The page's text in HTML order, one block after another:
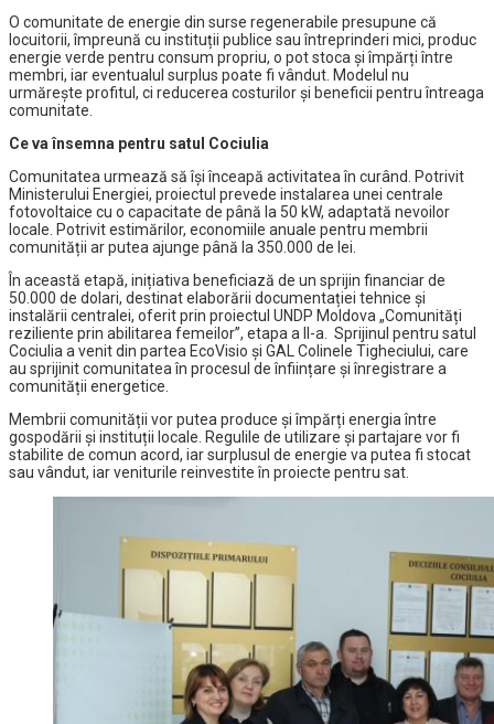
O comunitate de energie din surse regenerabile presupune că
locuitorii, împreună cu instituții publice sau întreprinderi mici, produc
energie verde pentru consum propriu, o pot stoca și împărți între
membri, iar eventualul surplus poate fi vândut. Modelul nu
urmărește profitul, ci reducerea costurilor și beneficii pentru întreaga
comunitate.
Ce va însemna pentru satul Cociulia
Comunitatea urmează să își înceapă activitatea în curând. Potrivit
Ministerului Energiei, proiectul prevede instalarea unei centrale
fotovoltaice cu o capacitate de până la 50 kW, adaptată nevoilor
locale. Potrivit estimărilor, economiile anuale pentru membrii
comunității ar putea ajunge până la 350.000 de lei.
În această etapă, inițiativa beneficiază de un sprijin financiar de
50.000 de dolari, destinat elaborării documentației tehnice și
instalării centralei, oferit prin proiectul UNDP Moldova „Comunități
reziliente prin abilitarea femeilor”, etapa a II-a. Sprijinul pentru satul
Cociulia a venit din partea EcoVisio și GAL Colinele Tigheciului, care
au sprijinit comunitatea în procesul de înființare și înregistrare a
comunității energetice.
Membrii comunității vor putea produce și împărți energia între
gospodării și instituții locale. Regulile de utilizare și partajare vor fi
stabilite de comun acord, iar surplusul de energie va putea fi stocat
sau vândut, iar veniturile reinvestite în proiecte pentru sat.